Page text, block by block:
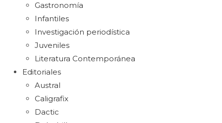
Gastronomía
Infantiles
Investigación periodística
Juveniles
Literatura Contemporánea
Editoriales
Austral
Caligrafix
Dactic